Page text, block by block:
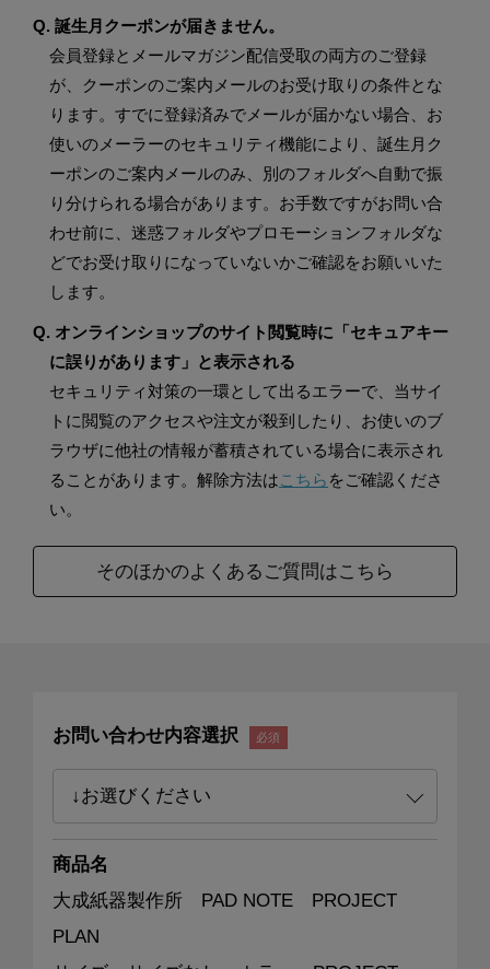
Q. 誕生月クーポンが届きません。
会員登録とメールマガジン配信受取の両方のご登録
が、クーポンのご案内メールのお受け取りの条件とな
ります。すでに登録済みでメールが届かない場合、お
使いのメーラーのセキュリティ機能により、誕生月ク
ーポンのご案内メールのみ、別のフォルダへ自動で振
り分けられる場合があります。お手数ですがお問い合
わせ前に、迷惑フォルダやプロモーションフォルダな
どでお受け取りになっていないかご確認をお願いいた
します。
Q. オンラインショップのサイト閲覧時に「セキュアキー
に誤りがあります」と表示される
セキュリティ対策の一環として出るエラーで、当サイ
トに閲覧のアクセスや注文が殺到したり、お使いのブ
ラウザに他社の情報が蓄積されている場合に表示され
ることがあります。解除方法はこちら をご確認くださ
い。
そのほかのよくあるご質問はこちら
お問い合わせ内容選択
商品名
大成紙器製作所 PAD NOTE PROJECT
PLAN